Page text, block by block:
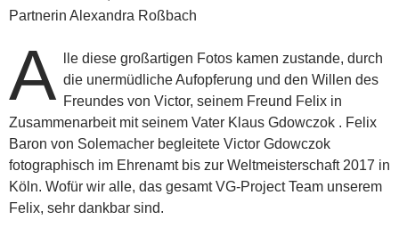
Partnerin Alexandra Roßbach
A
lle diese großartigen Fotos kamen zustande, durch
die unermüdliche Aufopferung und den Willen des
Freundes von Victor, seinem Freund Felix in
Zusammenarbeit mit seinem Vater Klaus Gdowczok . Felix
Baron von Solemacher begleitete Victor Gdowczok
fotographisch im Ehrenamt bis zur Weltmeisterschaft 2017 in
Köln. Wofür wir alle, das gesamt VG-Project Team unserem
Felix, sehr dankbar sind.